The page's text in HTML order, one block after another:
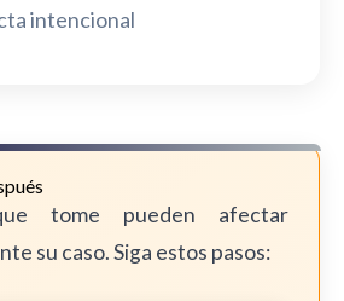
intencional
tome pueden afectar
su caso. Siga estos pasos: